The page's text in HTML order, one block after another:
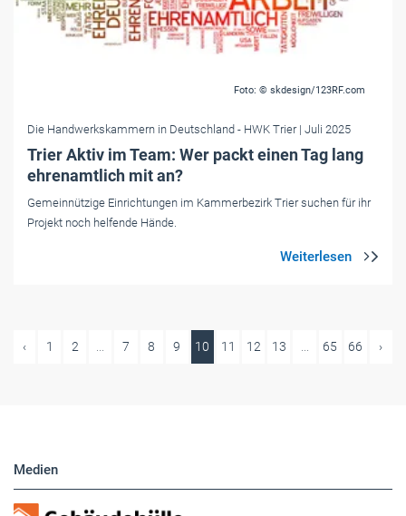
Foto: © skdesign/123RF.com
Die Handwerkskammern in Deutschland - HWK Trier | Juli 2025
Trier Aktiv im Team: Wer packt einen Tag lang
ehrenamtlich mit an?
Gemeinnützige Einrichtungen im Kammerbezirk Trier suchen für ihr
Projekt noch helfende Hände.
‹ 1 2 ... 7 8 9 10 11 12 13 ... 65 66 ›
Medien